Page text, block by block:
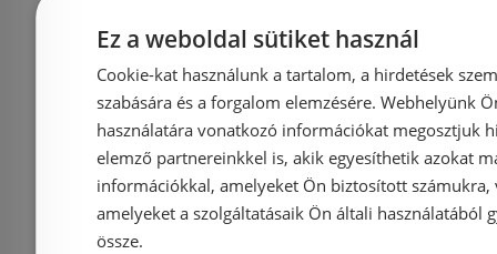
Grohe Plus egykaros
szabadonálló kádtöltő
csaptelep, króm
23846003
Azonosító: 176068
Ez a weboldal sütiket használ
Cookie-kat használunk a tartalom, a hirdetések
szabására és a forgalom elemzésére. Webhelyünk
használatára vonatkozó információkat megosztjuk
elemző partnereinkkel is, akik egyesíthetik azokat
információkkal, amelyeket Ön biztosított számukra,
amelyeket a szolgáltatásaik Ön általi használatából
össze.